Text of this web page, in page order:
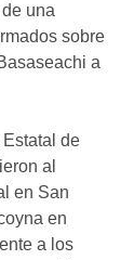
una
sobre
a
de
al
en San
en
a los